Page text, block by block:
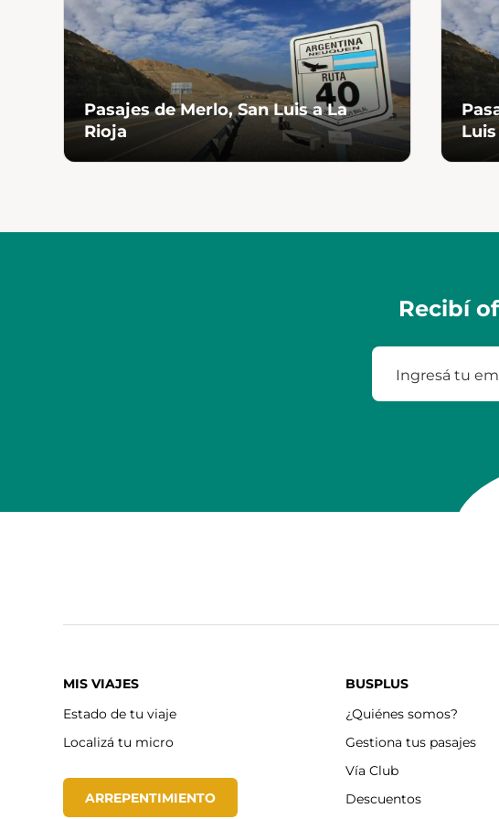
Pasajes de Merlo, San Luis a La
Rioja
Luis
Recibí
MIS VIAJES
Estado de tu viaje
Localizá tu micro
ARREPENTIMIENTO
BUSPLUS
¿Quiénes somos?
Gestiona tus pasajes
Vía Club
Descuentos